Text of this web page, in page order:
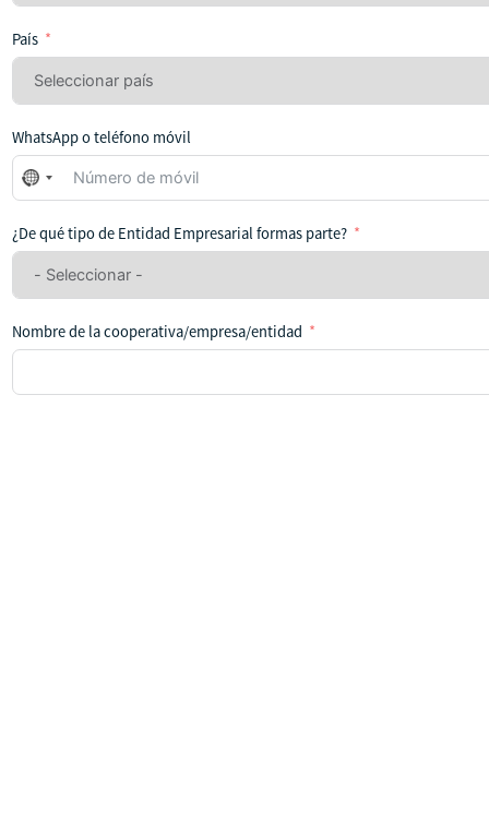
País
WhatsApp o teléfono móvil
No
se
seleccionado
ningún
¿De qué tipo de Entidad Empresarial formas parte?
Nombre de la cooperativa/empresa/entidad